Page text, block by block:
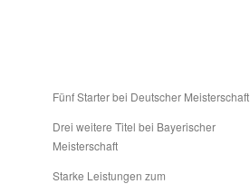
Fünf Starter bei Deutscher Meisterschaft
Drei weitere Titel bei Bayerischer
Meisterschaft
Starke Leistungen zum